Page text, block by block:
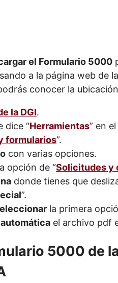
el Formulario 5000
a la página web de
conocer la
la DGI.
dice “Herramientas” en
formularios”.
con varias opciones.
opción de “Solicitudes y
donde tienes que
”.
la primera
automática el archivo pdf
5000 de